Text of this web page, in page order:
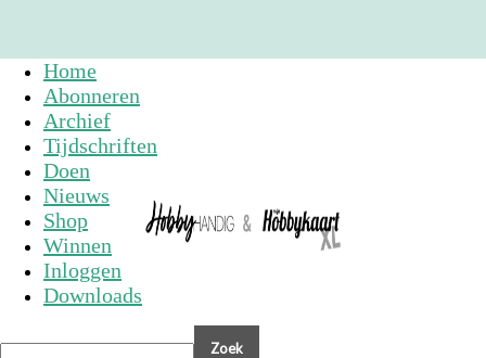
Home
Abonneren
Archief
Tijdschriften
Doen
Nieuws
Shop
Winnen
Inloggen
Downloads